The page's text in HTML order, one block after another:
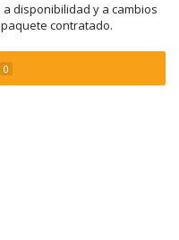
disponibilidad y a cambios
contratado.
0